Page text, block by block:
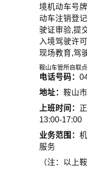
境机动车号
动车注销登
驶证审验,提
入境驾驶许
现场教育,驾
鞍山车管所自取
电话号码：
地址： 鞍山
上班时间：
13:00-17:00
业务范围：
服务
（注：以上